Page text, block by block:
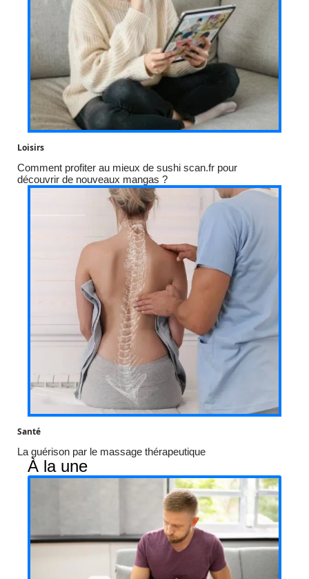
Loisirs
Comment profiter au mieux de sushi scan.fr pour
découvrir de nouveaux mangas ?
Santé
La guérison par le massage thérapeutique
À la une